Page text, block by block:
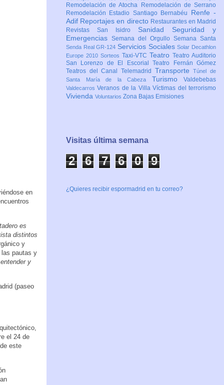
en
es
distintos
y
pautas y
y
(paseo
el 24 de
este
Remodelación de Atocha
Remodelación de Serrano
Remodelación Estadio Santiago Bernabéu Renfe -
Adif Reportajes en directo Restaurantes en Madrid
Revistas San Isidro Sanidad Seguridad y
Emergencias Semana del Orgullo Semana Santa
Senda Real GR-124 Servicios SocialesSolar Decathlon
Europe 2010 Sorteos Taxi-VTC Teatro Teatro Auditorio
San Lorenzo de El EscorialTeatro Fernán Gómez
Teatros del Canal Telemadrid TransporteTúnel de
Santa María de la Cabeza Turismo Valdebebas
ValdecarrosVeranos de la VillaVíctimas del terrorismo
Vivienda Voluntarios Zona Bajas Emisiones
Visitas última semana
2 6 7 6 0 9
¿Quieres recibir espormadrid en tu correo?